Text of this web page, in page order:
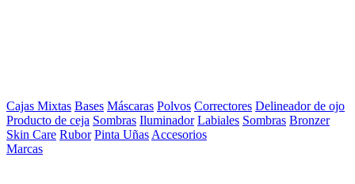
Cajas Mixtas Bases Máscaras Polvos Correctores Delineador de ojo
Producto de ceja Sombras Iluminador Labiales Sombras Bronzer
Skin Care Rubor Pinta Uñas Accesorios
Marcas